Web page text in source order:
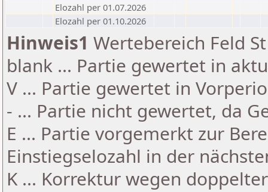
Elozahl per 01.07.2026
Elozahl per 01.10.2026
Hinweis1 Wertebereich Feld
blank ... Partie gewertet in
V ... Partie gewertet in
- ... Partie nicht gewertet, da
E ... Partie vorgemerkt zur
Einstiegselozahl in der
K ... Korrektur wegen